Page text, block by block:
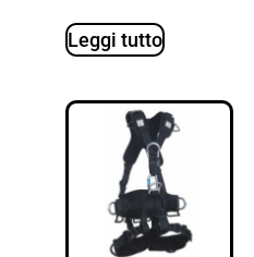
Leggi tutto